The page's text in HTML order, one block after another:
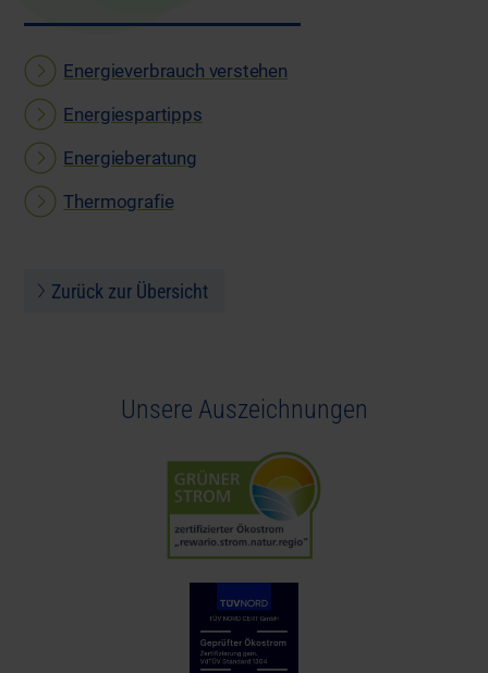
Energieverbrauch verstehen
Energiespartipps
Energieberatung
Thermografie
Zurück zur Übersicht
Unsere Auszeichnungen